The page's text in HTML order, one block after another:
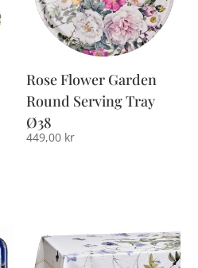
Rose Flower Garden
Round Serving Tray
Ø38
449,00 kr